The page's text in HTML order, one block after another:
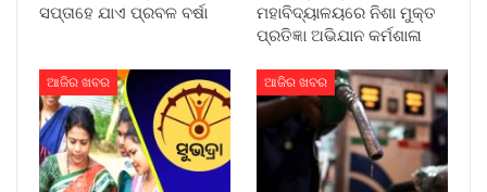
ସପ୍ତାହେ ଯାଏ ପ୍ରବଳ ବର୍ଷା
ମହାବିଦ୍ୟାଳୟରେ ନିଶା ମୁକ୍ତ
ପ୍ରତିଜ୍ଞା ଅଭିଯାନ କର୍ମଶାଳା
ଆଜିର ଖବର ଆଜିର ଖବର